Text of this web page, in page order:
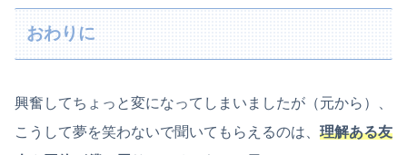
おわりに
興奮してちょっと変になってしまいましたが（元から）、
こうして夢を笑わないで聞いてもらえるのは、 理解ある友